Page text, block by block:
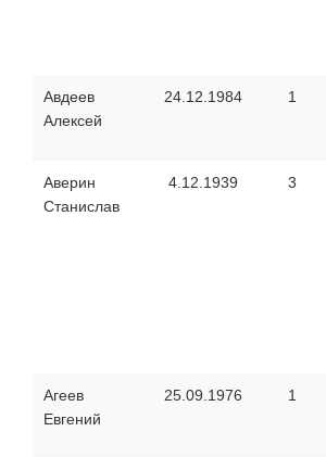
Авдеев
Алексей
24.12.1984 1
Аверин
Станислав
4.12.1939 3
Агеев
Евгений
25.09.1976 1